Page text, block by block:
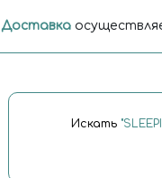
Доставка
Искать